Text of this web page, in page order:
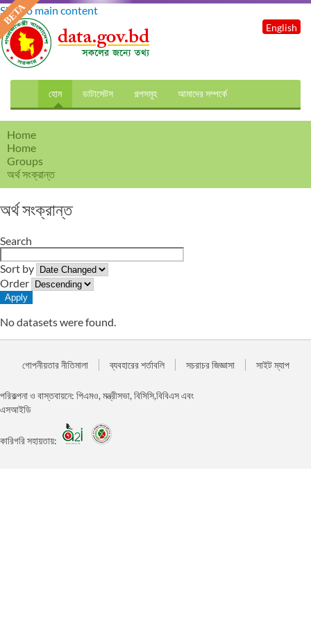
Skip to main content
হোম ডাটাসেটস গল্পসমূহ আমাদের সম্পর্কে
English
Home
Home
Groups
অর্থ সংক্রান্ত
অর্থ সংক্রান্ত
Search
Sort by
Order
No datasets were found.
গোপনীয়তার নীতিমালা ব্যবহারের শর্তাবলি সচরাচর জিজ্ঞাসা সাইট ম্যাপ
পরিকল্পনা ও বাস্তবায়নে: পিএমও, মন্ত্রীসভা, বিসিসি,বিবিএস এবং
এসআইডি
কারিগরি সহায়তায়: